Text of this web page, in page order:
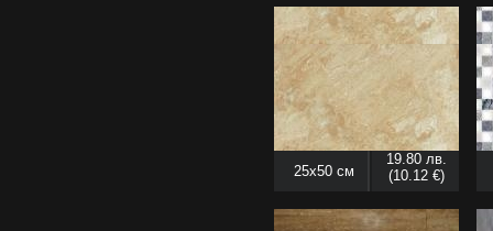
25x50 см
19.80 лв.
(10.12 €)